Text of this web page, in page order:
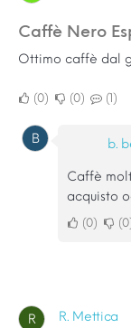
Caffè Nero
Ottimo caffè dal
0 0 1
B b.
Caffè
acquisto
0 0
R R. Mettica